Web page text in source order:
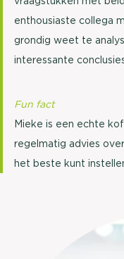
enthousiaste collega
grondig weet te
interessante
Fun fact
Mieke is een echte
regelmatig advies
het beste kunt